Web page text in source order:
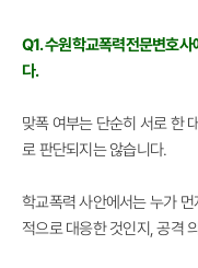
Q1. 수원학교폭력전문변호사
다.
맞폭 여부는 단순히 서로 한
로 판단되지는 않습니다.
학교폭력 사안에서는 누가
적으로 대응한 것인지, 공격